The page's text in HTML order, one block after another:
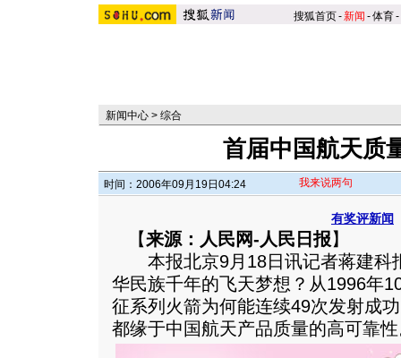
搜狐首页-新闻 -体育-
新闻中心 > 综合
首届中国航天质
时间：2006年09月19日04:24 我来说两句
有奖评新闻
【来源：人民网-人民日报】
本报北京9月18日讯记者蒋建科
华民族千年的飞天梦想？从1996年
征系列火箭为何能连续49次发射成
都缘于中国航天产品质量的高可靠